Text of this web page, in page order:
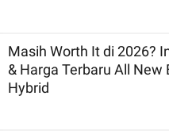
Masih Worth It di 2026?
& Harga Terbaru All New
Hybrid